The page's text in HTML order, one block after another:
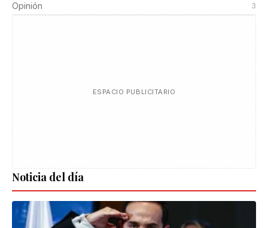
Opinión 3
ESPACIO PUBLICITARIO
Noticia del día